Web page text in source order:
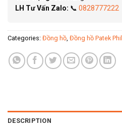
LH Tư Vấn Zalo: 📞 0828777222
Categories: Đồng hồ Đồng hồ Patek
DESCRIPTION